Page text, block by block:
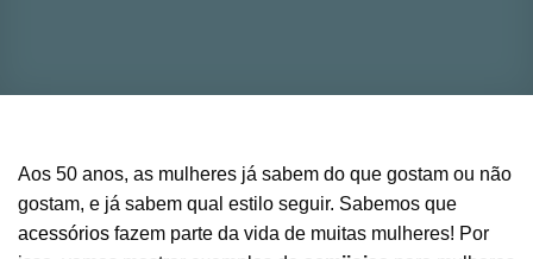
Aos 50 anos, as mulheres já sabem do que gostam ou não
gostam, e já sabem qual estilo seguir. Sabemos que
acessórios fazem parte da vida de muitas mulheres! Por